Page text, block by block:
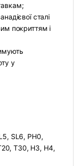
сталі
покриттям і
у
SL6, PH0,
T30, H3, H4,